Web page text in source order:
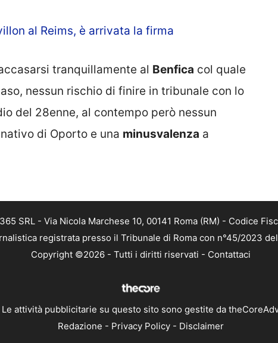
al Reims, è arrivata la firma
tranquillamente al Benfica col quale
nessun rischio di finire in tribunale con lo
del 28enne, al contempo però nessun
di Oporto e una minusvalenza a
SRL - Via Nicola Marchese 10, 00141 Roma (RM) - Codice
registrata presso il Tribunale di Roma con n°45/2023
Copyright ©2026 - Tutti i diritti riservati - Contattaci
Le attività pubblicitarie su questo sito sono gestite da
Redazione - Privacy Policy- Disclaimer